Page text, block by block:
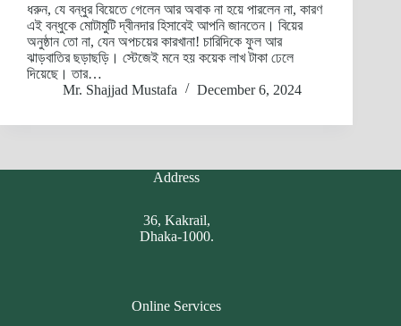
ধরুন, যে বন্ধুর বিয়েতে গেলেন আর অবাক না হয়ে পারলেন না, কারণ
এই বন্ধুকে মোটামুটি দ্বীনদার হিসাবেই আপনি জানতেন। বিয়ের
অনুষ্ঠান তো না, যেন অপচয়ের কারখানা! চারিদিকে ফুল আর
ঝাড়বাতির ছড়াছড়ি। স্টেজেই মনে হয় কয়েক লাখ টাকা ঢেলে
দিয়েছে। তার…
Mr. Shajjad Mustafa
December 6, 2024
Address
36, Kakrail,
Dhaka-1000.
Online Services